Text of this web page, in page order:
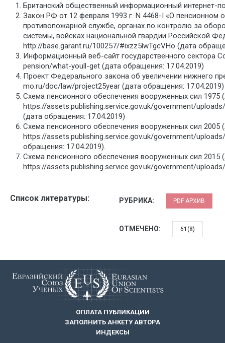
Британский общественный информационный интернет-
Закон РФ от 12 февраля 1993 г. N 4468-I «О пенсионном
противопожарной службе, органах по контролю за
системы, войсках национальной гвардии Российской
http://base.garant.ru/100257/#ixzz5lwTgcVHo (дата
Информационный веб-сайт государственного сектора
pension/what-youll-get (дата обращения: 17.04.2019)
Проект Федерального закона об увеличении нижнего
mo.ru/doc/law/project25year (дата обращения: 17.04.2019)
Схема пенсионного обеспечения вооруженных сил 1975
https://assets.publishing.service.gov.uk/government/
(дата обращения: 17.04.2019)
Схема пенсионного обеспечения вооруженных сил 2005
https://assets.publishing.service.gov.uk/government/
обращения: 17.04.2019).
Схема пенсионного обеспечения вооруженных сил 2015
https://assets.publishing.service.gov.uk/government/
Список литературы: РУБРИКА: PDF АРХИВ
ОТМЕЧЕНО: 61(8)
ОПЛАТА ПУБЛИКАЦИИ
ЗАПОЛНИТЬ АНКЕТУ АВТОРА
ИНДЕКСЫ